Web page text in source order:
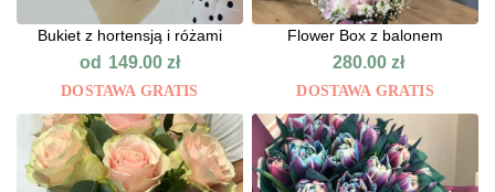
Bukiet z hortensją i różami
od 149.00 zł
DOSTAWA GRATIS
Flower Box z balonem
280.00zł
DOSTAWA GRATIS